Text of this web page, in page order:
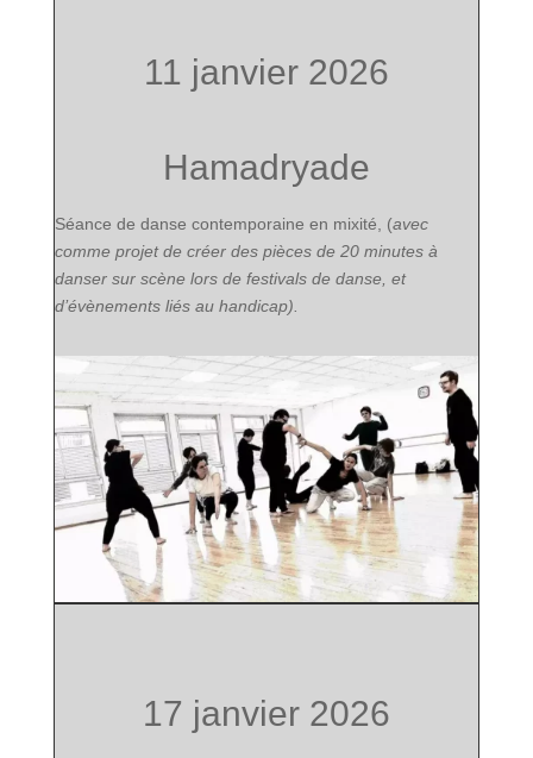
11 janvier 2026
Hamadryade
Séance de danse contemporaine en mixité, (avec
comme projet de créer des pièces de 20 minutes à
danser sur scène lors de festivals de danse, et
d’évènements liés au handicap).
17 janvier 2026